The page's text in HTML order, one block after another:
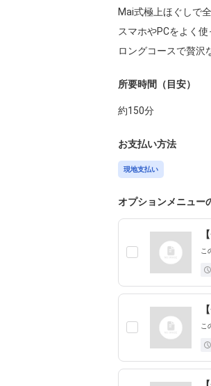
Mai式極上ほぐしで
スマホやPCをよく
ロングコースで贅沢
所要時間（目安）
約150分
お支払い方法
現地支払い
オプションメニュー
こ
こ